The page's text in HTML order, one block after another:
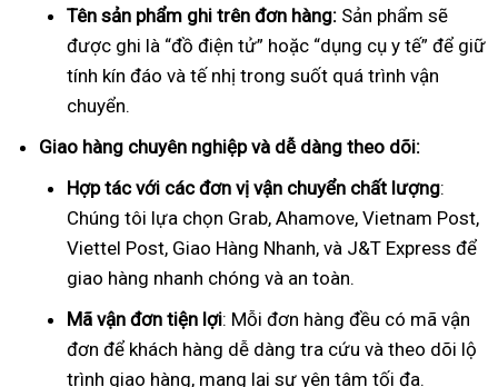
Tên sản phẩm ghi trên đơn hàng: Sản phẩm sẽ
được ghi là “đồ điện tử” hoặc “dụng cụ y tế” để giữ
tính kín đáo và tế nhị trong suốt quá trình vận
chuyển.
Giao hàng chuyên nghiệp và dễ dàng theo dõi:
Hợp tác với các đơn vị vận chuyển chất lượng:
Chúng tôi lựa chọn Grab, Ahamove, Vietnam Post,
Viettel Post, Giao Hàng Nhanh, và J&T Express để
giao hàng nhanh chóng và an toàn.
Mã vận đơn tiện lợi: Mỗi đơn hàng đều có mã vận
đơn để khách hàng dễ dàng tra cứu và theo dõi lộ
trình giao hàng, mang lại sự yên tâm tối đa.